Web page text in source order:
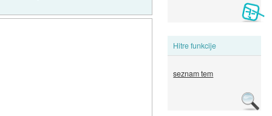
Hitre funkcije
seznam tem